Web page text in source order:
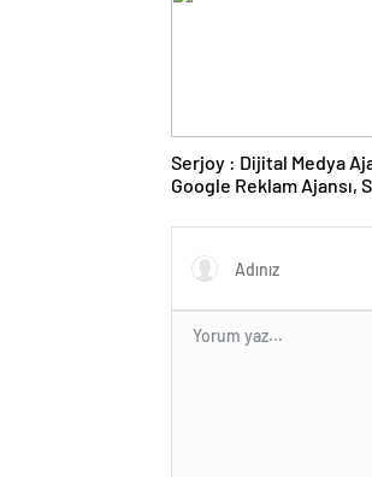
Serjoy : Dijital Medya Ajansı,
Google Reklam Ajansı,